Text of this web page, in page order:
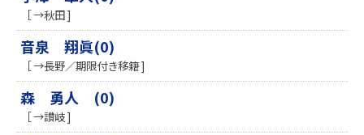
［ →秋田 ]
音泉 翔眞(0)
［ →長野／期限付き移籍 ]
森 勇人 (0)
［ →讃岐 ]